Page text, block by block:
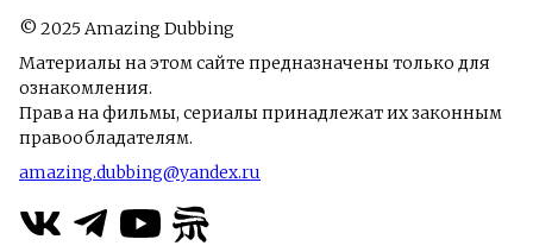
© 2025 Amazing Dubbing
Материалы на этом сайте предназначены только для
ознакомления.
Права на фильмы, сериалы принадлежат их законным
правообладателям.
amazing.dubbing@yandex.ru